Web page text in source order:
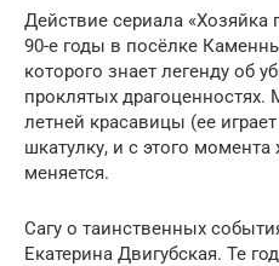
Действие сериала «Хозяйка
90-е годы в посёлке
которого знает легенду об
проклятых драгоценностях.
летней красавицы (ее
шкатулку, и с этого момента
меняется.
Сагу о таинственных
Екатерина Двигубская. Те